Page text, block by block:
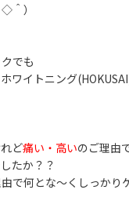
＾）
でも
ワイトニング
ど痛い・高いのご理由
たか？？
で何とな～くしっかり